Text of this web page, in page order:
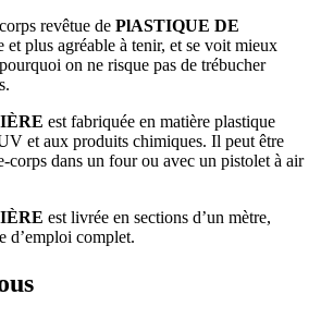
revêtue de PlASTIQUE DE
et plus agréable à tenir, et se voit mieux
on ne risque pas de trébucher
est fabriquée en matière plastique
et aux produits chimiques. Il peut être
corps dans un four ou avec un pistolet à air
est livrée en sections d’un mètre,
d’emploi complet.